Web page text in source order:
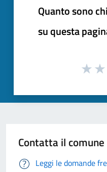
Quanto sono
su questa
Contatta il comune
Leggi le domande